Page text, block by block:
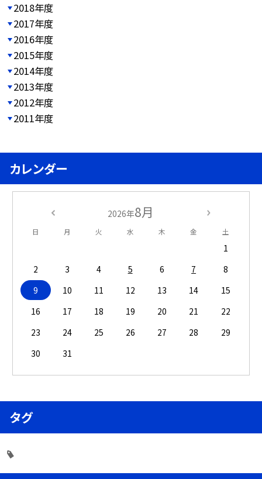
2018年度
2017年度
2016年度
2015年度
2014年度
2013年度
2012年度
2011年度
カレンダー
2026年8月
日 月 火 水 木 金 土
1
2
3 4 5 6 7
8
9
10 11 12 13 14
15
16
17 18 19 20 21
22
23
24 25 26 27 28
29
30
31
タグ